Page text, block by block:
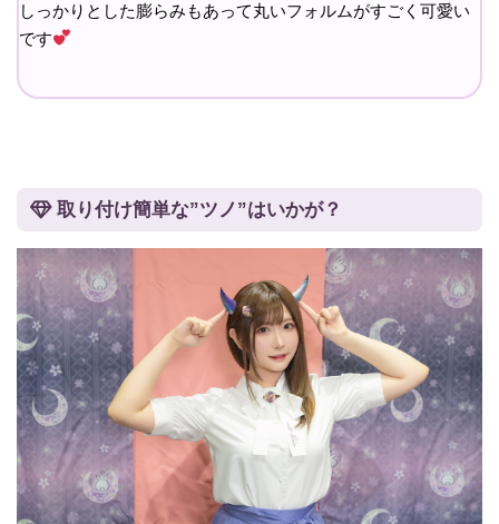
しっかりとした膨らみもあって丸いフォルムがすごく可愛い
です
取り付け簡単な”ツノ”はいかが？